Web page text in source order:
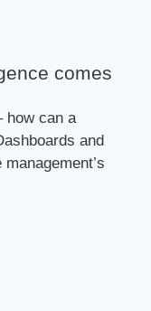
comes
how can a
and